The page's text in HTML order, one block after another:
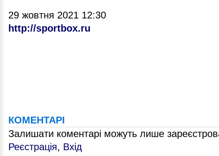
29 жовтня 2021 12:30
http://sportbox.ru
КОМЕНТАРІ
Залишати коментарі можуть лише
Реєстрація, Вхід